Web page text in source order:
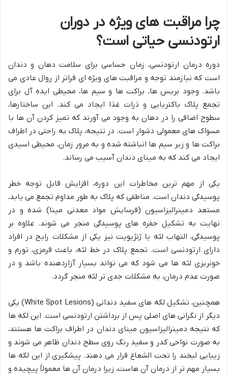
چرا مراقبت های ویژه در دوران
ارتودنسی حیاتی است؟
دوره درمان ارتودنسی، زمان حساسی برای سلامت دهان و دندان
است که نیازمند توجه و مراقبت های ویژه ای فراتر از روال عادی می
باشد. وجود بریس ها، براکت ها و سیم ها، محیطی ایده آل برای
تجمع پلاک باکتریایی و ذرات غذا ایجاد می کند. این ساختارها،
سطوح اضافی را در دهان به وجود می آورند که تمیز کردن آن ها با
مسواک های معمولی دشوار است. در نتیجه، پلاک به راحتی در اطراف
براکت ها و زیر سیم ها انباشته شده و به مرور زمان، محیطی اسیدی
ایجاد می کند که به مینای دندان آسیب می رساند.
یکی از مهم ترین مخاطرات این دوره، افزایش قابل توجه خطر
پوسیدگی دندان است. مناطقی که پلاک به طور مداوم تجمع می یابد،
مستعد دمینرالیزاسیون (فرسایش مواد معدنی مینا) شده و در
نهایت به تشکیل حفره های پوسیدگی منجر می شوند. علاوه بر
پوسیدگی، التهاب لثه یا ژنژیویت نیز یکی از مشکلات رایج در افراد
دارای ارتودنسی است. تجمع پلاک در خط لثه، باعث قرمزی، تورم و
خونریزی لثه ها می شود که می تواند بسیار آزاردهنده باشد و در
صورت عدم درمان، به مشکلات جدی تر لثه منجر گردد.
همچنین، تشکیل لکه های سفید دندانی (White Spot Lesions) یکی
دیگر از نگرانی های اصلی پس از برداشتن ارتودنسی است. این لکه ها
که نتیجه دمینرالیزاسیون مینای دندان در اطراف براکت ها هستند،
به صورت نواحی کدر و سفید رنگ روی سطح دندان ظاهر می شوند و
زیبایی لبخند را تحت الشعاع قرار می دهند. پیشگیری از این لکه ها
بسیار مهم تر از درمان آن هاست، زیرا درمان آن ها معمولاً پیچیده و